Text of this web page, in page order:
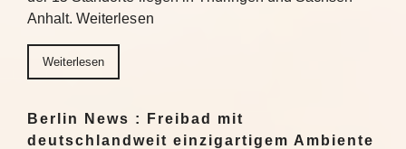
Anhalt. Weiterlesen
Weiterlesen
Berlin News : Freibad mit
deutschlandweit einzigartigem Ambiente